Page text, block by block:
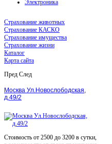
Электроника
Страхование животных
Страхование КАСКО
Страхование имущества
Страхование жизни
Каталог
Карта сайта
Пред След
Москва Ул.Новослободская,
д.49/2
Стоимость от 2500 до 3200 в сутки,